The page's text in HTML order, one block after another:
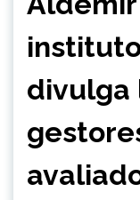
divulga